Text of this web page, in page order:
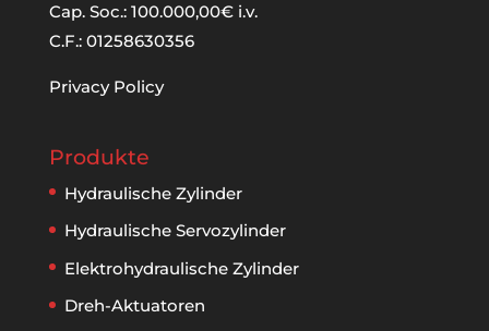
Cap. Soc.: 100.000,00€ i.v.
C.F.: 01258630356
Privacy Policy
Produkte
Hydraulische Zylinder
Hydraulische Servozylinder
Elektrohydraulische Zylinder
Dreh-Aktuatoren